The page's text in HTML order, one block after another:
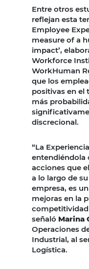
Entre otros
reflejan esta
Employee
measure of a
impact’,
Workforce
WorkHuman
que los
positivas en el
más
discrecional.
“La
entendiéndola
acciones que
a lo largo de
empresa, es
mejoras en la
competitividad
señaló Marina
Operaciones
Industrial, al
Logística.